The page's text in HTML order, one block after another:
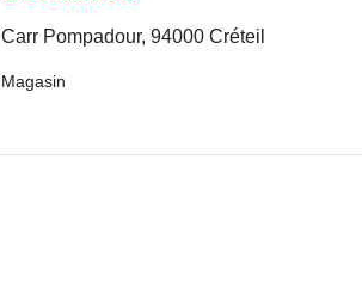
Carr Pompadour, 94000 Créteil
Magasin